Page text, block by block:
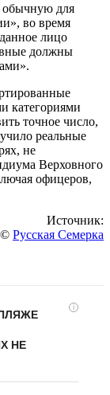
обычную для
во время
лицо
должны
категориями
точное число,
реальные
не
Верховного
офицеров,
Источник:
© Русская Семерка
i
НЕ